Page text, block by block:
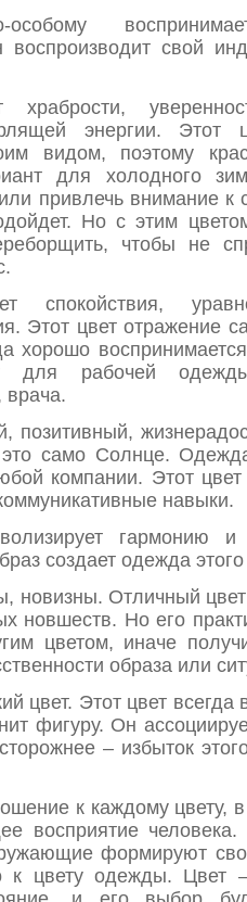
воспроизводит свой
энергии. Этот
видом, поэтому
для холодного
привлечь внимание к
Но с этим
чтобы не
Этот цвет отражение
хорошо
для рабочей
врача.
позитивный,
само Солнце.
компании. Этот цвет
навыки.
гармонию и
создает одежда этого
новизны. Отличный
новшеств. Но его
цветом, иначе
образа или
цвет. Этот цвет всегда
фигуру. Он
– избыток
к каждому цвету,
восприятие
формируют
к цвету одежды. Цвет